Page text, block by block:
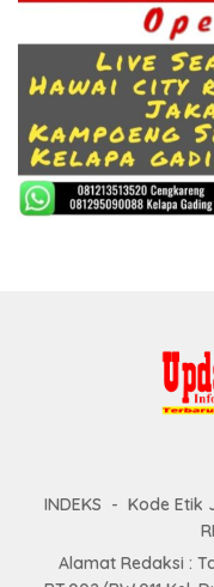
INDEKS Kode Etik
Alamat Redaksi :